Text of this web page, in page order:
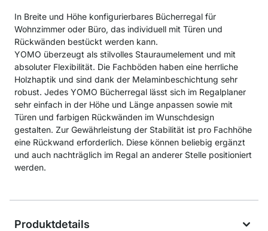
In Breite und Höhe konfigurierbares Bücherregal für
Wohnzimmer oder Büro, das individuell mit Türen und
Rückwänden bestückt werden kann.
YOMO überzeugt als stilvolles Stauraumelement und mit
absoluter Flexibilität. Die Fachböden haben eine herrliche
Holzhaptik und sind dank der Melaminbeschichtung sehr
robust. Jedes YOMO Bücherregal lässt sich im Regalplaner
sehr einfach in der Höhe und Länge anpassen sowie mit
Türen und farbigen Rückwänden im Wunschdesign
gestalten. Zur Gewährleistung der Stabilität ist pro Fachhöhe
eine Rückwand erforderlich. Diese können beliebig ergänzt
und auch nachträglich im Regal an anderer Stelle positioniert
werden.
Produktdetails